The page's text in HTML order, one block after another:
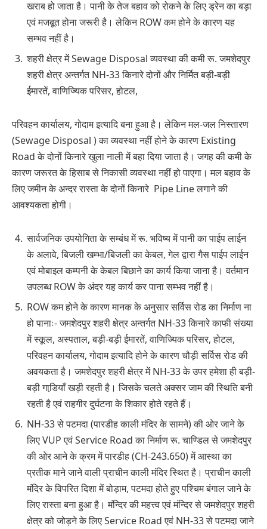
खराब हो जाता है। पानी के तेज बहाव को रोकने के लिए ड्रेन का बड़ा
एवं मजबूत होना जरूरी है। लेकिन ROW कम होने के कारण यह
सम्भव नहीं है।
शहरी क्षेत्र में Sewage Disposal व्यवस्था की कमी रू. जमशेदपुर
शहरी क्षेत्र अन्तर्गत NH-33 किनारे दोनों और निर्मित बड़ी-बड़ी
ईमारतें, वाणिज्यिक परिसर, होटल,
परिवहन कार्यालय, गोदाम इत्यादि बना हुआ है। लेकिन मल-जल निस्तारण
(Sewage Disposal ) का व्यवस्था नहीं होने के कारण Existing
Road के दोनों किनारे खुला नाली में बहा दिया जाता है। जगह की कमी के
कारण जरूरत के हिसाब से निकासी व्यवस्था नहीं हो पाएगा। मल बहाव के
लिए जमीन के अन्दर रास्ता के दोनों किनारे Pipe Line लगाने की
आवश्यकता होगी।
सार्वजनिक उपयोगिता के सम्बंध में रू. भविष्य में पानी का पाईप लाईन
के अलावे, बिजली खम्भा/बिजली का केबल, गेल द्वारा गैस पाईप लाईन
एवं मोबाइल कम्पनी के केबल बिछाने का कार्य किया जाना है। वर्तमान
उपलब्ध ROW के अंदर यह कार्य कर पाना सम्भव नहीं है।
ROW कम होने के कारण मानक के अनुसार सर्विस रोड का निर्माण ना
हो पानाः- जमशेदपुर शहरी क्षेत्र अन्तर्गत NH-33 किनारे काफी संख्या
में स्कूल, अस्पताल, बड़ी-बड़ी ईमारतें, वाणिज्यिक परिसर, होटल,
परिवहन कार्यालय, गोदाम इत्यादि होने के कारण चौड़ी सर्विस रोड की
अवयकता है। जमशेदपुर शहरी क्षेत्र में NH-33 के उपर हमेशा ही बड़ी-
बड़ी गाडि़याँ खड़ी रहती है। जिसके चलते अक्सर जाम की स्थिति बनी
रहती है एवं राहगीर दुर्घटना के शिकार होते रहते हैं।
NH-33 से पटमदा (पारडीह काली मंदिर के सामने) की ओर जाने के
लिए VUP एवं Service Road का निर्माण रू. चाण्डिल से जमशेदपुर
की ओर आने के क्रम में पारडीह (CH-243.650) में आस्था का
प्रतीक माने जाने वाली प्राचीन काली मंदिर स्थित है। प्राचीन काली
मंदिर के विपरित दिशा में बोड़ाम, पटमदा होते हुए पश्चिम बंगाल जाने के
लिए रास्ता बना हुआ है। मंन्दिर की महत्त्व एवं मंन्दिर से जमशेदपुर शहरी
क्षेत्र को जोड़ने के लिए Service Road एवं NH-33 से पटमदा जाने